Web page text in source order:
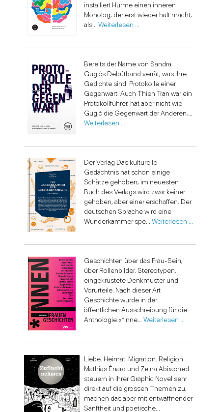
installiert Hurme einen inneren
Monolog, der erst wieder halt macht,
als... Weiterlesen …
Bereits der Name von Sandra
Gugićs Debütband verrät, was ihre
Gedichte sind: Protokolle einer
Gegenwart. Auch Thien Tran war ein
Protokollführer, hat aber nicht wie
Gugić die Gegenwart der Anderen,...
Weiterlesen …
Der Verlag Das kulturelle
Gedächtnis hat schon einige
Schätze gehoben, im neuesten
Buch des Verlags wird zwar keiner
gehoben, aber einer erschaffen. Der
deutschen Sprache wird eine
Wunderkammer spe... Weiterlesen …
Geschichten über das Frau-Sein,
über Rollenbilder, Stereotypen,
eingekrustete Denkmuster und
Vorurteile. Nach dieser Art
Geschichte wurde in der
öffentlichen Ausschreibung für die
Anthologie «*inne... Weiterlesen …
Liebe. Heimat. Migration. Religion.
Mathias Énard und Zeina Abirached
steuern in ihrer Graphic Novel sehr
direkt auf die grossen Themen zu,
machen das aber mit entwaffnender
Sanftheit und poetische...